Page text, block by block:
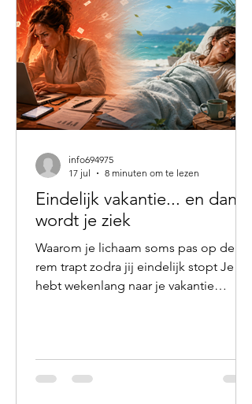
Eindelijk vakantie... en dan
wordt je ziek
Waarom je lichaam soms pas op de
rem trapt zodra jij eindelijk stopt Je
hebt wekenlang naar je vakantie
e-mails moesten eruit en thuis
wachtten de koffers. Je voelde je
info694975
17 jul
8 minuten om te lezen